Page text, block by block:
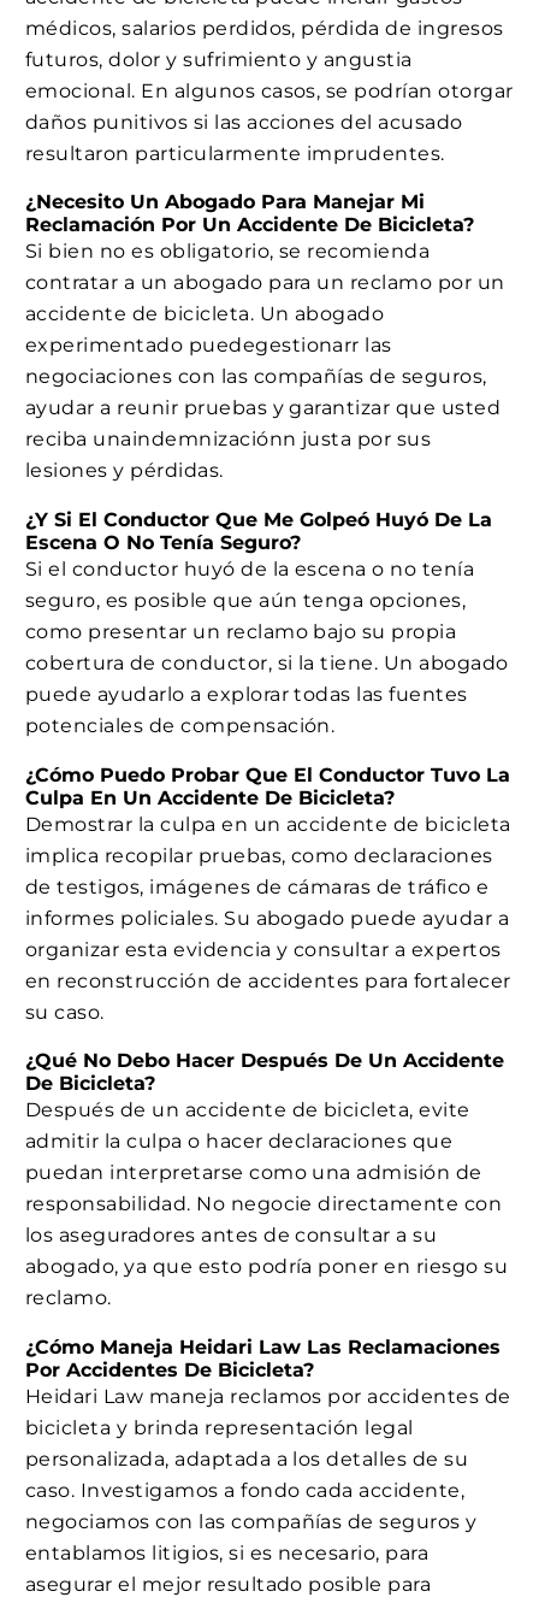
médicos, salarios perdidos, pérdida de ingresos
futuros, dolor y sufrimiento y angustia
emocional. En algunos casos, se podrían otorgar
daños punitivos si las acciones del acusado
resultaron particularmente imprudentes.
¿Necesito Un Abogado Para Manejar Mi
Reclamación Por Un Accidente De Bicicleta?
Si bien no es obligatorio, se recomienda
contratar a un abogado para un reclamo por un
accidente de bicicleta. Un abogado
experimentado puedegestionarr las
negociaciones con las compañías de seguros,
ayudar a reunir pruebas y garantizar que usted
reciba unaindemnizaciónn justa por sus
lesiones y pérdidas.
¿Y Si El Conductor Que Me Golpeó Huyó De La
Escena O No Tenía Seguro?
Si el conductor huyó de la escena o no tenía
seguro, es posible que aún tenga opciones,
como presentar un reclamo bajo su propia
cobertura de conductor, si la tiene. Un abogado
puede ayudarlo a explorar todas las fuentes
potenciales de compensación.
¿Cómo Puedo Probar Que El Conductor Tuvo La
Culpa En Un Accidente De Bicicleta?
Demostrar la culpa en un accidente de bicicleta
implica recopilar pruebas, como declaraciones
de testigos, imágenes de cámaras de tráfico e
informes policiales. Su abogado puede ayudar a
organizar esta evidencia y consultar a expertos
en reconstrucción de accidentes para fortalecer
su caso.
¿Qué No Debo Hacer Después De Un Accidente
De Bicicleta?
Después de un accidente de bicicleta, evite
admitir la culpa o hacer declaraciones que
puedan interpretarse como una admisión de
responsabilidad. No negocie directamente con
los aseguradores antes de consultar a su
abogado, ya que esto podría poner en riesgo su
reclamo.
¿Cómo Maneja Heidari Law Las Reclamaciones
Por Accidentes De Bicicleta?
Heidari Law maneja reclamos por accidentes de
bicicleta y brinda representación legal
personalizada, adaptada a los detalles de su
caso. Investigamos a fondo cada accidente,
negociamos con las compañías de seguros y
entablamos litigios, si es necesario, para
asegurar el mejor resultado posible para